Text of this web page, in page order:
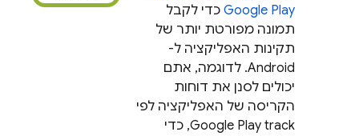
Google Play כדי לקבל
תמונה מפורטת יותר של
תקינות האפליקציה ל-
Android. לדוגמה, אתם
יכולים לסנן את דוחות
הקריסה של האפליקציה לפי
Google Playtrack, כדי